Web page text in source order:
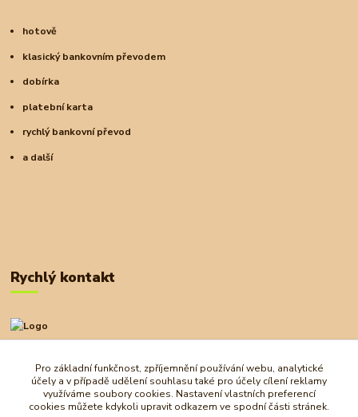
hotově
klasický bankovním převodem
dobírka
platební karta
rychlý bankovní převod
a další
Rychlý kontakt
+420 727 972 830
obchod@ostrovherahlavolamu.cz
Pro základní funkčnost, zpříjemnění používání webu, analytické
účely a v případě udělení souhlasu také pro účely cílení reklamy
využíváme soubory cookies. Nastavení vlastních preferencí
cookies můžete kdykoli upravit odkazem ve spodní části stránek.